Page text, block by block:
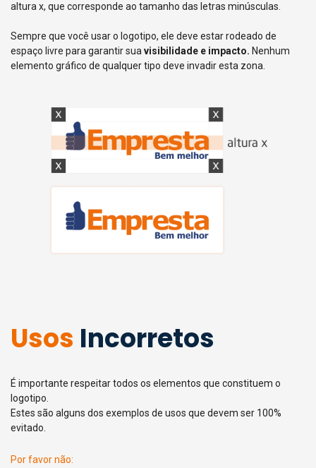
altura x, que corresponde ao tamanho das letras minúsculas.
Sempre que você usar o logotipo, ele deve estar rodeado de
espaço livre para garantir sua visibilidade e impacto. Nenhum
elemento gráfico de qualquer tipo deve invadir esta zona.
Usos Incorretos
É importante respeitar todos os elementos que constituem o
logotipo.
Estes são alguns dos exemplos de usos que devem ser 100%
evitado.
Por favor não: